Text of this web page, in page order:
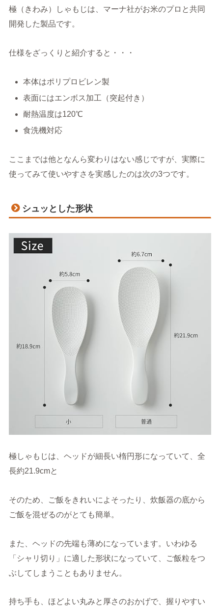
極（きわみ）しゃもじは、マーナ社がお米のプロと共同
開発した製品です。
仕様をざっくりと紹介すると・・・
本体はポリプロビレン製
表面にはエンボス加工（突起付き）
耐熱温度は120℃
食洗機対応
ここまでは他となんら変わりはない感じですが、実際に
使ってみて使いやすさを実感したのは次の3つです。
シュッとした形状
極しゃもじは、ヘッドが細長い楕円形になっていて、全
長約21.9cmと
そのため、ご飯をきれいによそったり、炊飯器の底から
ご飯を混ぜるのがとても簡単。
また、ヘッドの先端も薄めになっています。いわゆる
「シャリ切り」に適した形状になっていて、ご飯粒をつ
ぶしてしまうこともありません。
持ち手も、ほどよい丸みと厚さのおかげで、握りやすい